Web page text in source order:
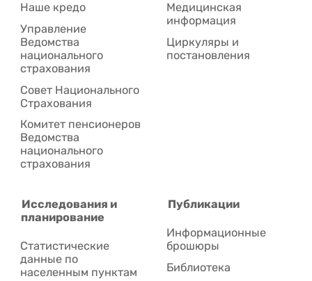
Наше кредо
Управление
Ведомства
национального
страхования
Совет Национального
Cтрахования
Комитет пенсионеров
Ведомства
национального
страхования
Медицинская
информация
Циркуляры и
постановления
Исследования и
планирование
Статистические
данные по
населенным пунктам
Публикации
Информационные
брошюры
Библиотека